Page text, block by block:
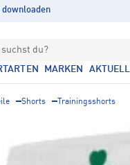
downloaden
suchst du?
MARKEN
Shorts Trainingsshorts